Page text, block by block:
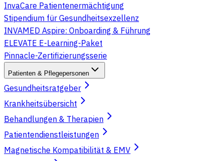
InvaCare Patientenermächtigung
Stipendium für Gesundheitsexzellenz
INVAMED Aspire: Onboarding & Führung
ELEVATE E-Learning-Paket
Pinnacle-Zertifizierungsserie
Patienten & Pflegepersonen
Gesundheitsratgeber
Krankheitsübersicht
Behandlungen & Therapien
Patientendienstleistungen
Magnetische Kompatibilität & EMV